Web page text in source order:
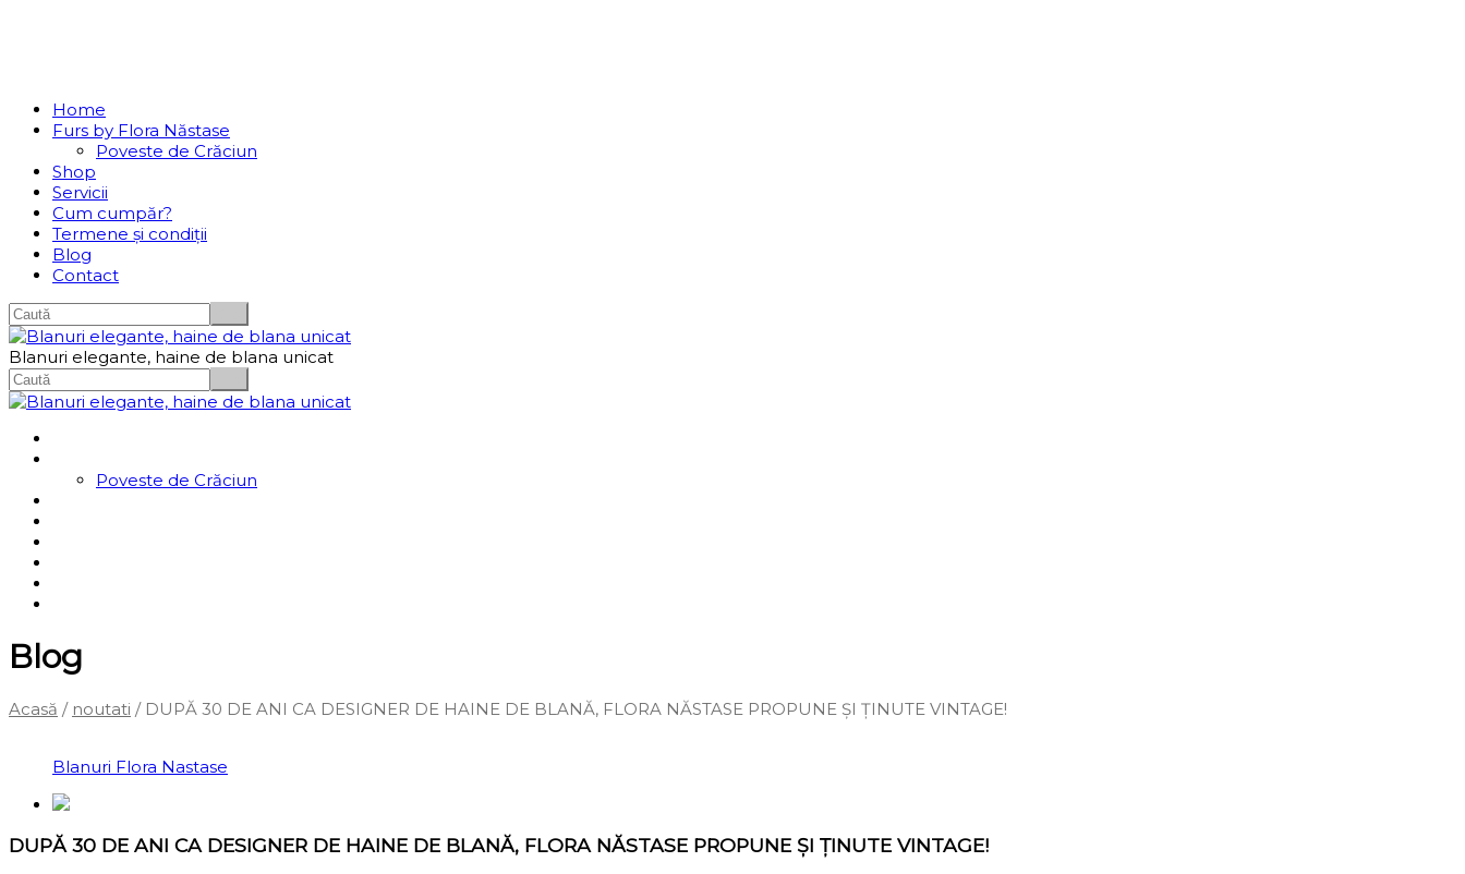
Home
Furs by Flora Năstase
Poveste de Crăciun
Shop
Servicii
Cum cumpăr?
Termene și condiții
Blog
Contact
Blanuri elegante, haine de blana unicat
Poveste de Crăciun
Blog
Acasă / noutati / DUPĂ 30 DE ANI CA DESIGNER DE HAINE DE BLANĂ, FLORA NĂSTASE PROPUNE ȘI ȚINUTE VINTAGE!
Blanuri Flora Nastase
DUPĂ 30 DE ANI CA DESIGNER DE HAINE DE BLANĂ, FLORA NĂSTASE PROPUNE ȘI ȚINUTE VINTAGE!